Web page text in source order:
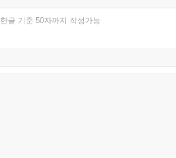
한글 기준 50자까지 작성가능